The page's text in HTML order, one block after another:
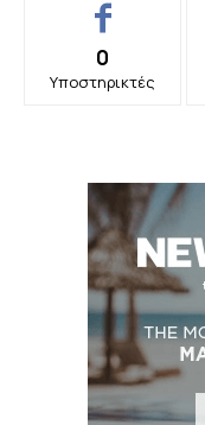
0
Υποστηρικτές